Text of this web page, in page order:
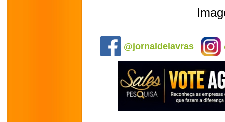
@jornaldelavras